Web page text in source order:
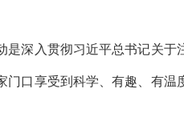
深入贯彻习近平总书记关于
口享受到科学、有趣、有温